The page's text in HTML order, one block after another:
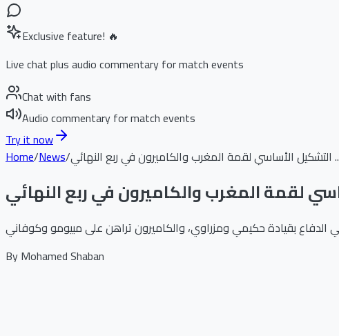
Exclusive feature! 🔥
Live chat plus audio commentary for match events
Chat with fans
Audio commentary for match events
Try it now
Home/News/التشكيل الأساسي لقمة المغرب والكاميرون في ربع النهائي
لقمة المغرب والكاميرون في ربع النهائي
ByMohamed Shaban